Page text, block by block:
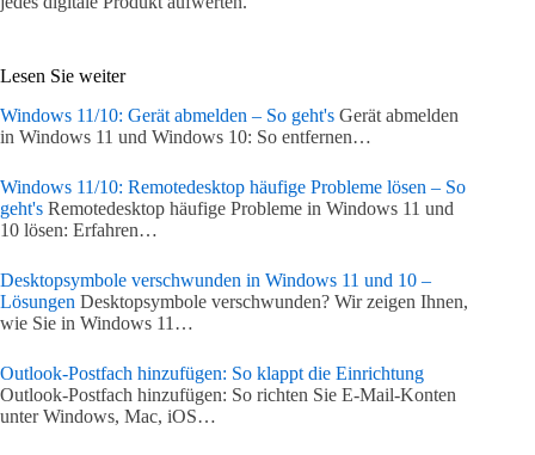
Lesen Sie weiter
Windows 11/10: Gerät abmelden – So geht's Gerät abmelden
in Windows 11 und Windows 10: So entfernen…
Windows 11/10: Remotedesktop häufige Probleme lösen – So
geht's Remotedesktop häufige Probleme in Windows 11 und
10 lösen: Erfahren…
Desktopsymbole verschwunden in Windows 11 und 10 –
Lösungen Desktopsymbole verschwunden? Wir zeigen Ihnen,
wie Sie in Windows 11…
Outlook-Postfach hinzufügen: So klappt die Einrichtung
Outlook-Postfach hinzufügen: So richten Sie E-Mail-Konten
unter Windows, Mac, iOS…